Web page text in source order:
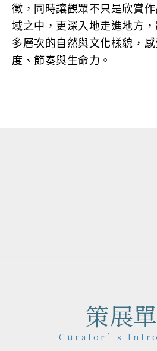
徵，同時讓觀眾不只是欣賞
域之中，更深入地走進地方
多層次的自然與文化樣貌，
度、節奏與生命力。
策展
Curator’s